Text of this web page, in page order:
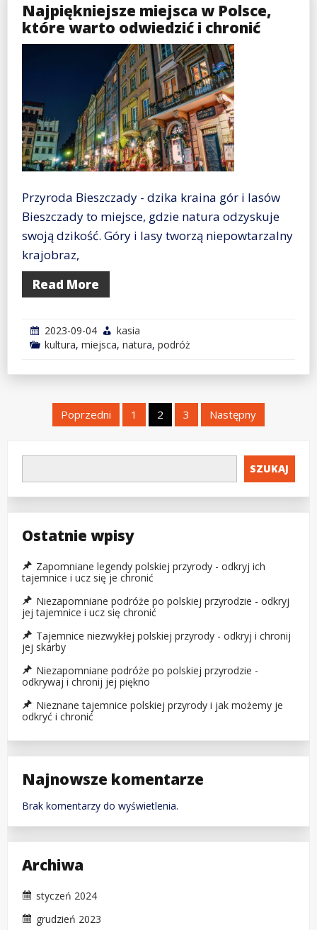
Najpiękniejsze miejsca w Polsce,
które warto odwiedzić i chronić
Przyroda Bieszczady - dzika kraina gór i lasów
Bieszczady to miejsce, gdzie natura odzyskuje
swoją dzikość. Góry i lasy tworzą niepowtarzalny
krajobraz,
Read More
2023-09-04
kasia
kultura, miejsca, natura, podróż
Stronicowanie
wpisów
Poprzedni 1 2 3 Następny
SZUKAJ
Ostatnie wpisy
Zapomniane legendy polskiej przyrody - odkryj ich
tajemnice i ucz się je chronić
Niezapomniane podróże po polskiej przyrodzie - odkryj
jej tajemnice i ucz się chronić
Tajemnice niezwykłej polskiej przyrody - odkryj i chronij
jej skarby
Niezapomniane podróże po polskiej przyrodzie -
odkrywaj i chronij jej piękno
Nieznane tajemnice polskiej przyrody i jak możemy je
odkryć i chronić
Najnowsze komentarze
Brak komentarzy do wyświetlenia.
Archiwa
styczeń 2024
grudzień 2023